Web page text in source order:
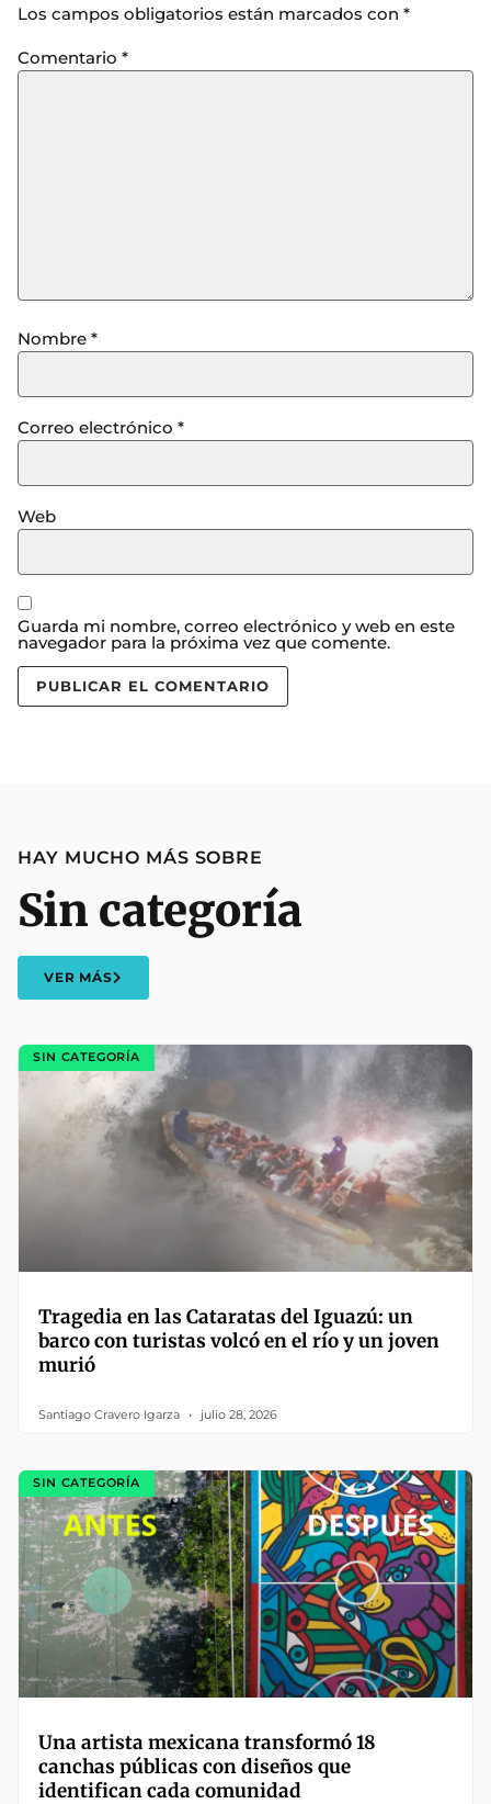
Los campos obligatorios están marcados con *
Comentario *
Nombre *
Correo electrónico *
Web
Guarda mi nombre, correo electrónico y web en este
navegador para la próxima vez que comente.
HAY MUCHO MÁS SOBRE
Sin categoría
VER MÁS
SIN CATEGORÍA
Tragedia en las Cataratas del Iguazú: un
barco con turistas volcó en el río y un joven
murió
Santiago Cravero Igarza julio 28, 2026
SIN CATEGORÍA
Una artista mexicana transformó 18
canchas públicas con diseños que
identifican cada comunidad